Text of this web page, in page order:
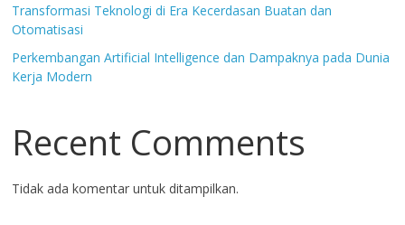
Transformasi Teknologi di Era Kecerdasan Buatan dan
Otomatisasi
Perkembangan Artificial Intelligence dan Dampaknya pada Dunia
Kerja Modern
Recent Comments
Tidak ada komentar untuk ditampilkan.